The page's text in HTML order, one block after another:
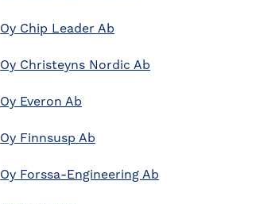
Oy Chip Leader Ab
Oy Christeyns Nordic Ab
Oy Everon Ab
Oy Finnsusp Ab
Oy Forssa-Engineering Ab